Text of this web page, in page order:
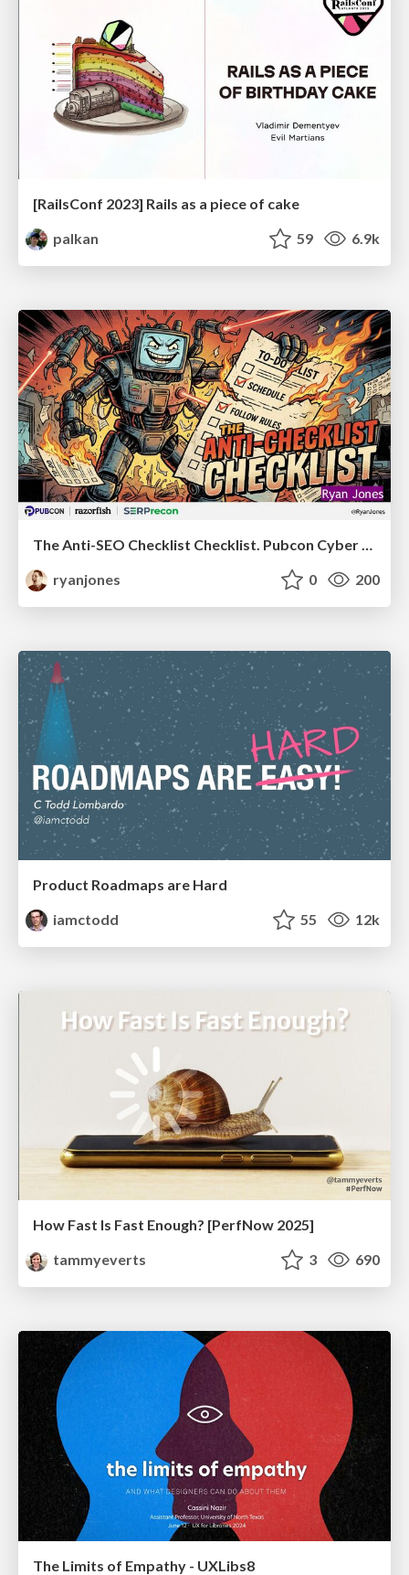
[RailsConf 2023] Rails as a piece of cake
palkan
59 6.9k
ryanjones
0 200
Product Roadmaps are Hard
iamctodd
55 12k
How Fast Is Fast Enough? [PerfNow 2025]
tammyeverts
3 690
The Limits of Empathy - UXLibs8